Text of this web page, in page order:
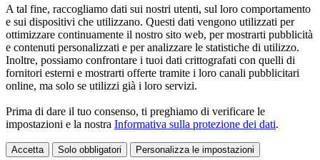
A tal fine, raccogliamo dati sui nostri utenti, sul loro comportamento
e sui dispositivi che utilizzano. Questi dati vengono utilizzati per
ottimizzare continuamente il nostro sito web, per mostrarti pubblicità
e contenuti personalizzati e per analizzare le statistiche di utilizzo.
Inoltre, possiamo confrontare i tuoi dati crittografati con quelli di
fornitori esterni e mostrarti offerte tramite i loro canali pubblicitari
online, ma solo se utilizzi già i loro servizi.
Prima di dare il tuo consenso, ti preghiamo di verificare le
impostazioni e la nostra Informativa sulla protezione dei dati.
Accetta Solo obbligatori Personalizza le impostazioni